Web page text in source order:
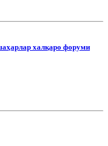
халқаро форуми